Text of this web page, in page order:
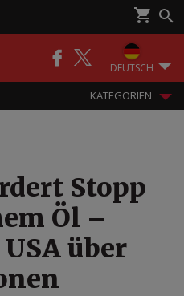
DEUTSCH
KATEGORIEN
Stopp
Öl –
über